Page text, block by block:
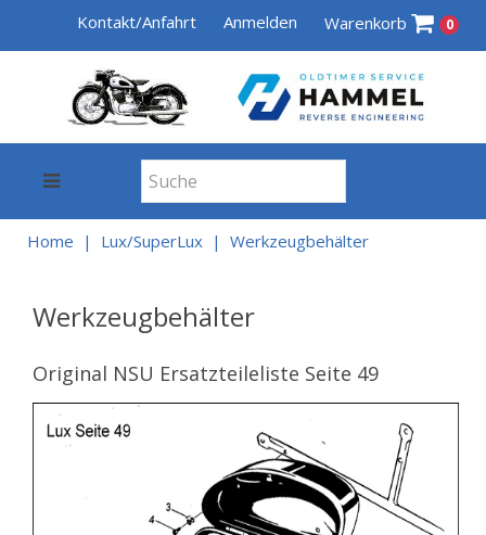
Kontakt/Anfahrt Anmelden Warenkorb 0
Home Lux/SuperLux Werkzeugbehälter
Werkzeugbehälter
Original NSU Ersatzteileliste Seite 49